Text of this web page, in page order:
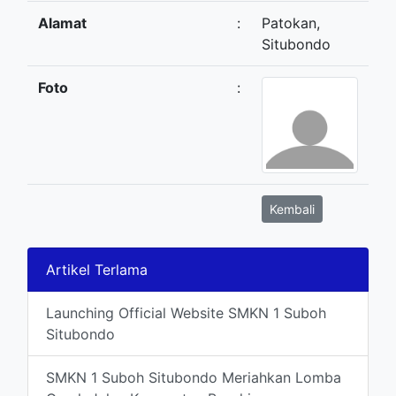
Alamat :
Patokan,
Situbondo
Foto :
Kembali
Artikel Terlama
Launching Official Website SMKN 1 Suboh
Situbondo
SMKN 1 Suboh Situbondo Meriahkan Lomba